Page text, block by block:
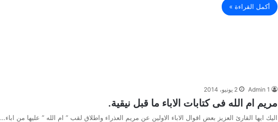
أكمل القراءة »
Admin 1 2 يونيو، 2014
مريم ام الله فى كتابات الاباء ما قبل نيقية.
اليك ايها القارئ العزيز بعض اقوال الاباء الاولين عن مريم العذراء واطلاق لقب ” ام الله ” عليها من اباء…